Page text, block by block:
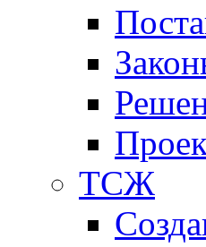
ТСЖ